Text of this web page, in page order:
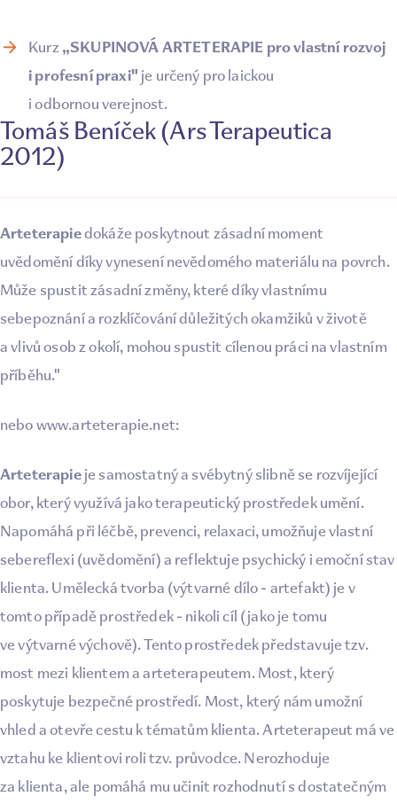
Kurz„SKUPINOVÁ ARTETERAPIE pro vlastní rozvoj
i profesní praxi" je určený pro laickou
i odbornou verejnost.
Tomáš Beníček (Ars Terapeutica
2012)
Arteterapiedokáže poskytnout zásadní moment
uvědomění díky vynesení nevědomého materiálu na povrch.
Může spustit zásadní změny, které díky vlastnímu
sebepoznání a rozklíčování důležitých okamžiků v životě
a vlivů osob z okolí, mohou spustit cílenou práci na vlastním
příběhu."
nebo www.arteterapie.net:​
Arteterapieje samostatný a svébytný slibně se rozvíjející
obor, který využívá jako terapeutický prostředek umění.
Napomáhá při léčbě, prevenci, relaxaci, umožňuje vlastní
sebereflexi (uvědomění) a reflektuje psychický i emoční stav
klienta. Umělecká tvorba (výtvarné dílo - artefakt) je v
tomto případě prostředek - nikoli cíl (jako je tomu
ve výtvarné výchově). Tento prostředek představuje tzv.
most mezi klientem a arteterapeutem. Most, který
poskytuje bezpečné prostředí. Most, který nám umožní
vhled a otevře cestu k tématům klienta. Arteterapeut má ve
vztahu ke klientovi roli tzv. průvodce. Nerozhoduje
za klienta, ale pomáhá mu učinit rozhodnutí s dostatečným